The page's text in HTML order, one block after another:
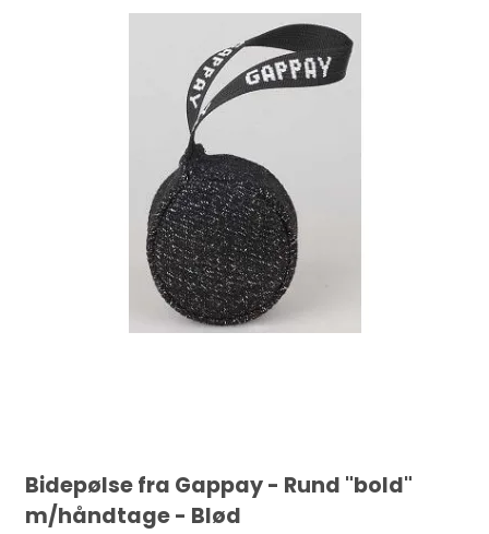
Bidepølse fra Gappay - Rund "bold"
m/håndtage - Blød